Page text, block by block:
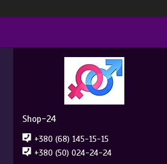
Shop-24
+380 (68) 145-15-15
+380 (50) 024-24-24